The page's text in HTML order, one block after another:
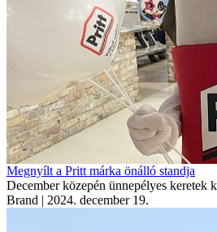
Megnyílt a Pritt márka önálló standja
December közepén ünnepélyes keretek
Brand | 2024. december 19.